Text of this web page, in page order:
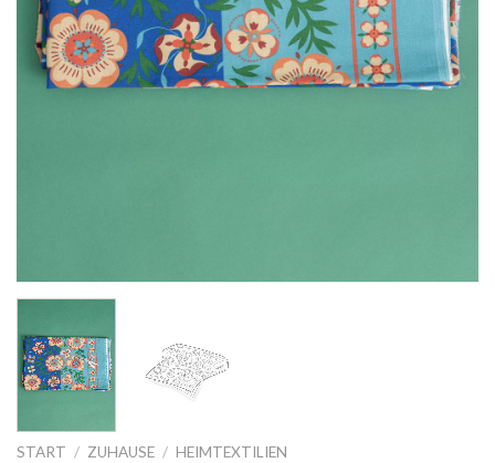
START / ZUHAUSE / HEIMTEXTILIEN